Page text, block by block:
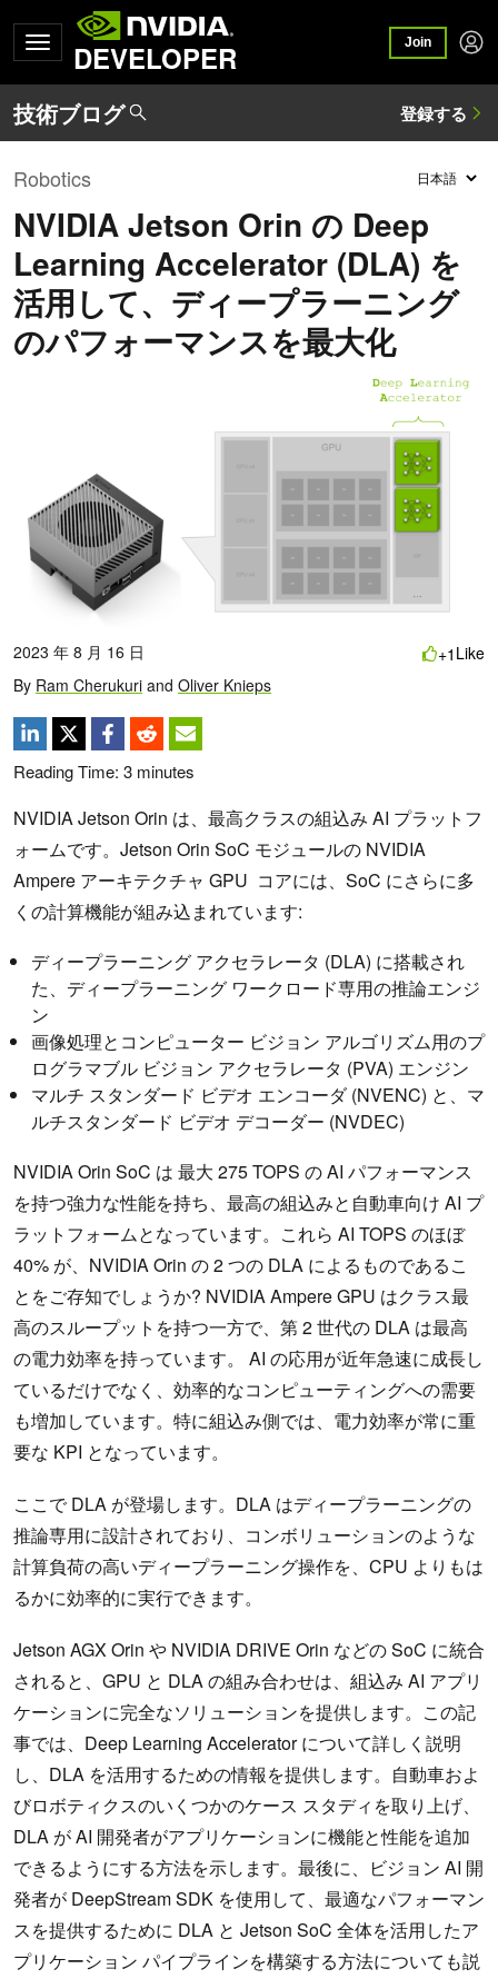
DEVELOPER Join
Robotics
NVIDIA Jetson Orin の Deep
Learning Accelerator (DLA) を
活用して、ディープラーニング
のパフォーマンスを最大化
2023 年 8 月 16 日
By Ram Cherukuri and Oliver Knieps
+1 Like
Reading Time: 3 minutes
NVIDIA Jetson Orin は、最高クラスの組込み AI プラットフ
ォームです。Jetson Orin SoC モジュールの NVIDIA
Ampere アーキテクチャ GPU コアには、SoC にさらに多
くの計算機能が組み込まれています:
ディープラーニング アクセラレータ (DLA) に搭載され
た、ディープラーニング ワークロード専用の推論エンジ
ン
画像処理とコンピューター ビジョン アルゴリズム用のプ
ログラマブル ビジョン アクセラレータ (PVA) エンジン
マルチ スタンダード ビデオ エンコーダ (NVENC) と、マ
ルチスタンダード ビデオ デコーダー (NVDEC)
NVIDIA Orin SoC は 最大 275 TOPS の AI パフォーマンス
を持つ強力な性能を持ち、最高の組込みと自動車向け AI プ
ラットフォームとなっています。これら AI TOPS のほぼ
40% が、NVIDIA Orin の 2 つの DLA によるものであるこ
とをご存知でしょうか? NVIDIA Ampere GPU はクラス最
高のスループットを持つ一方で、第 2 世代の DLA は最高
の電力効率を持っています。 AI の応用が近年急速に成長し
ているだけでなく、効率的なコンピューティングへの需要
も増加しています。特に組込み側では、電力効率が常に重
要な KPI となっています。
ここで DLA が登場します。DLA はディープラーニングの
推論専用に設計されており、コンボリューションのような
計算負荷の高いディープラーニング操作を、CPU よりもは
るかに効率的に実行できます。
Jetson AGX Orin や NVIDIA DRIVE Orin などの SoC に統合
されると、GPU と DLA の組み合わせは、組込み AI アプリ
ケーションに完全なソリューションを提供します。この記
事では、Deep Learning Accelerator について詳しく説明
し、DLA を活用するための情報を提供します。自動車およ
びロボティクスのいくつかのケース スタディを取り上げ、
DLA が AI 開発者がアプリケーションに機能と性能を追加
できるようにする方法を示します。最後に、ビジョン AI 開
発者が DeepStream SDK を使用して、最適なパフォーマン
スを提供するために DLA と Jetson SoC 全体を活用したア
プリケーション パイプラインを構築する方法についても説